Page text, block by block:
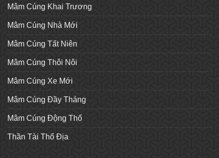
Mâm Cúng Khai Trương
Mâm Cúng Nhà Mới
Mâm Cúng Tất Niên
Mâm Cúng Thôi Nôi
Mâm Cúng Xe Mới
Mâm Cúng Đầy Tháng
Mâm Cúng Động Thổ
Thần Tài Thổ Địa